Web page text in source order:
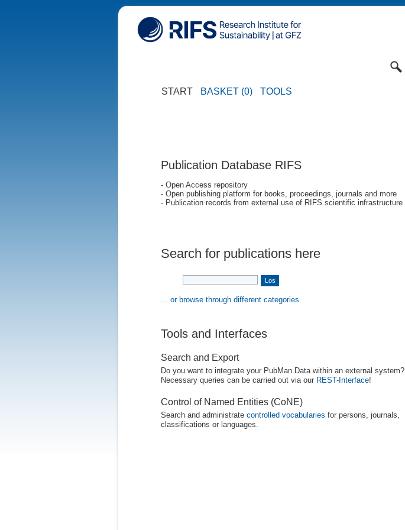
START BASKET (0) TOOLS
Publication Database RIFS
- Open Access repository
- Open publishing platform for books, proceedings, journals and more
- Publication records from external use of RIFS scientific infrastructure
Search for publications here
... or browse through different categories.
Tools and Interfaces
Search and Export
Do you want to integrate your PubMan Data within an external system?
Necessary queries can be carried out via our REST-Interface!
Control of Named Entities (CoNE)
Search and administrate controlled vocabularies for persons, journals,
classifications or languages.